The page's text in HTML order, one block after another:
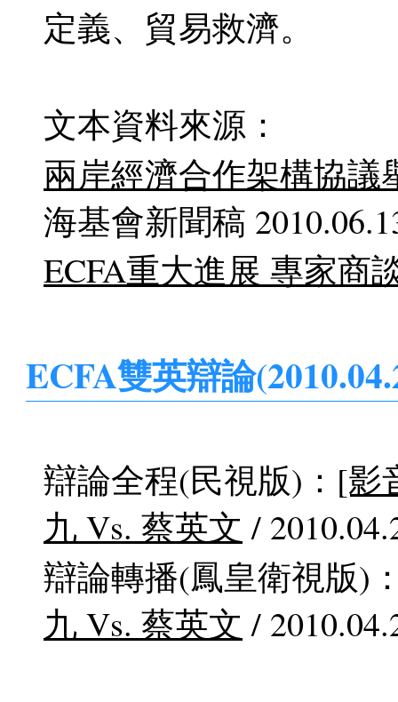
定義、貿易救濟。
文本資料來源：
兩岸經濟合作架構協
海基會新聞稿
ECFA重大進展 專家商
ECFA雙英辯論
辯論全程(民視版)： [影
九 Vs. 蔡英文 /
辯論轉播(鳳皇衛視版)
九 Vs. 蔡英文 /